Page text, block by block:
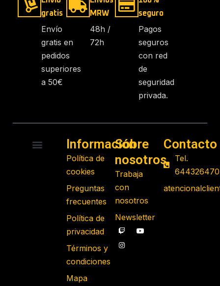
gratis
Envío
gratis en
pedidos
superiores
a 50€
MRW
48h /
72h
seguro
Pagos
seguros
con red
de
seguridad
privada.
Información
Política de
cookies
Preguntas
frecuentes
Política de
privacidad
Términos y
condiciones
Mapa
Sobre
nosotros
Trabaja
con
nosotros
Newsletter
Contacto
Tel.
644326470